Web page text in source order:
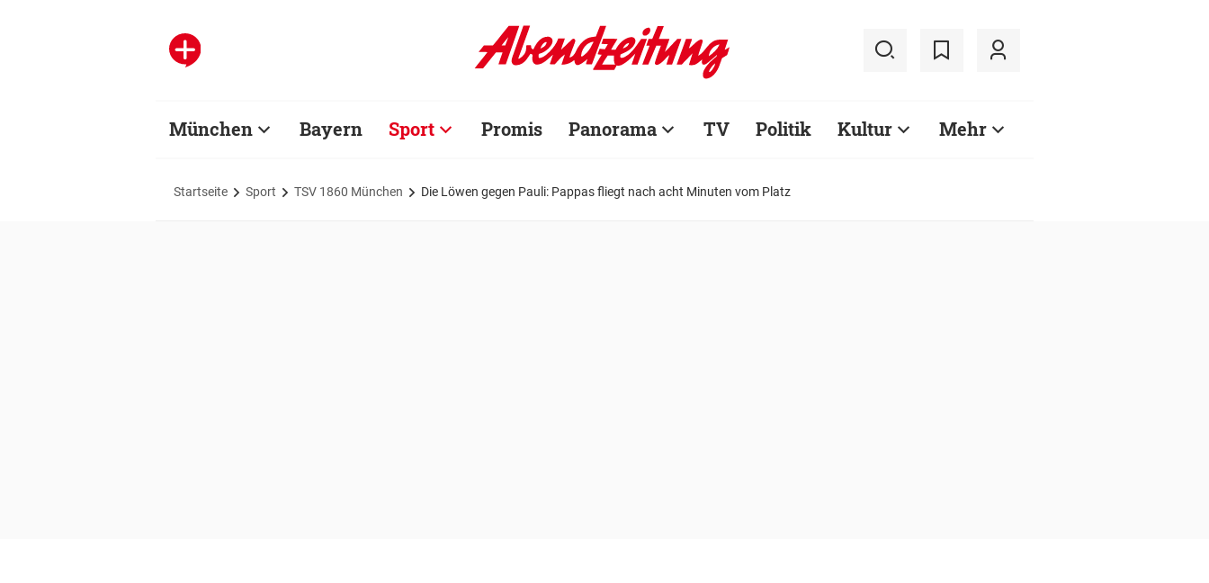
München Bayern Sport Promis Panorama TV Politik Kultur Mehr
Startseite Sport TSV 1860 München Die Löwen gegen Pauli: Pappas fliegt nach acht Minuten vom Platz